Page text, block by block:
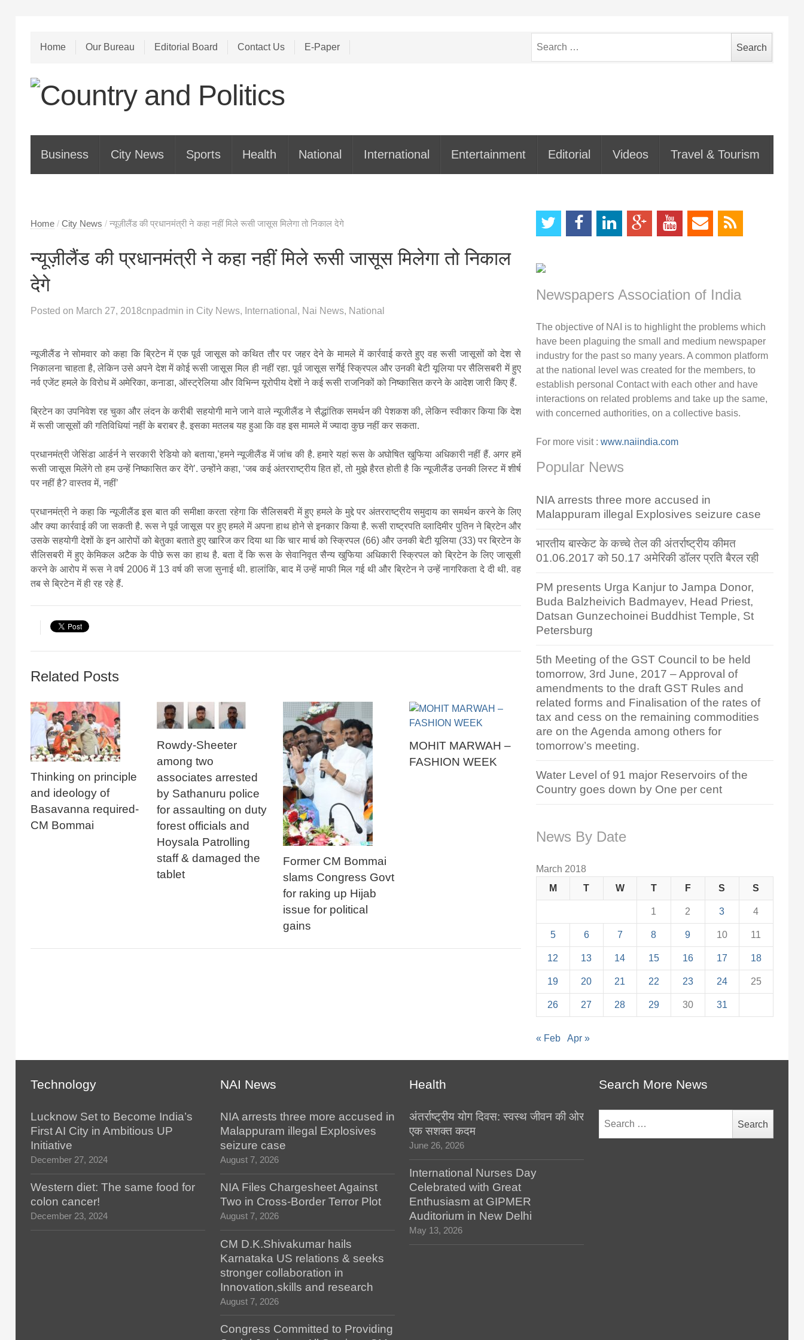
Home Our Bureau Editorial Board Contact Us E-Paper
for:
Business City News Sports Health National International Entertainment Editorial Videos Travel & Tourism
Home / City News / न्यूज़ीलैंड की प्रधानमंत्री ने कहा नहीं मिले रूसी जासूस मिलेगा तो निकाल देगे
न्यूज़ीलैंड की प्रधानमंत्री ने कहा नहीं मिले रूसी जासूस मिलेगा तो निकाल
देगे
Posted on March 27, 2018cnpadmin in City News, International , Nai News, National
न्यूजीलैंड ने सोमवार को कहा कि ब्रिटेन में एक पूर्व जासूस को कथित तौर पर जहर देने के मामले में कार्रवाई करते हुए वह रूसी जासूसों को देश से
निकालना चाहता है, लेकिन उसे अपने देश में कोई रूसी जासूस मिल ही नहीं रहा. पूर्व जासूस सर्गेई स्क्रिपल और उनकी बेटी यूलिया पर सैलिसबरी में हुए
नर्व एजेंट हमले के विरोध में अमेरिका, कनाडा, ऑस्ट्रेलिया और विभिन्न यूरोपीय देशों ने कई रूसी राजनिकों को निष्कासित करने के आदेश जारी किए हैं.
ब्रिटेन का उपनिवेश रह चुका और लंदन के करीबी सहयोगी माने जाने वाले न्यूजीलैंड ने सैद्धांतिक समर्थन की पेशकश की, लेकिन स्वीकार किया कि देश
में रूसी जासूसों की गतिविधियां नहीं के बराबर है. इसका मतलब यह हुआ कि वह इस मामले में ज्यादा कुछ नहीं कर सकता.
प्रधानमंत्री जेसिंडा आर्डर्न ने सरकारी रेडियो को बताया,’हमने न्यूजीलैंड में जांच की है. हमारे यहां रूस के अघोषित खुफिया अधिकारी नहीं हैं. अगर हमें
रूसी जासूस मिलेंगे तो हम उन्हें निष्कासित कर देंगे’. उन्होंने कहा, ‘जब कई अंतरराष्ट्रीय हित हों, तो मुझे हैरत होती है कि न्यूजीलैंड उनकी लिस्ट में शीर्ष
पर नहीं है? वास्तव में, नहीं’
प्रधानमंत्री ने कहा कि न्यूजीलैंड इस बात की समीक्षा करता रहेगा कि सैलिसबरी में हुए हमले के मुद्दे पर अंतरराष्ट्रीय समुदाय का समर्थन करने के लिए
और क्या कार्रवाई की जा सकती है. रूस ने पूर्व जासूस पर हुए हमले में अपना हाथ होने से इनकार किया है. रूसी राष्ट्रपति व्लादिमीर पुतिन ने ब्रिटेन और
उसके सहयोगी देशों के इन आरोपों को बेतुका बताते हुए खारिज कर दिया था कि चार मार्च को स्क्रिपल (66) और उनकी बेटी यूलिया (33) पर ब्रिटेन के
सैलिसबरी में हुए केमिकल अटैक के पीछे रूस का हाथ है. बता दें कि रूस के सेवानिवृत सैन्य खुफिया अधिकारी स्क्रिपल को ब्रिटेन के लिए जासूसी
करने के आरोप में रूस ने वर्ष 2006 में 13 वर्ष की सजा सुनाई थी. हालांकि, बाद में उन्हें माफी मिल गई थी और ब्रिटेन ने उन्हें नागरिकता दे दी थी. वह
तब से ब्रिटेन में ही रह रहे हैं.
Related Posts
Thinking on principle
and ideology of
Basavanna required-
CM Bommai
Rowdy-Sheeter
among two
associates arrested
by Sathanuru police
for assaulting on duty
forest officials and
Hoysala Patrolling
staff & damaged the
tablet
Former CM Bommai
slams Congress Govt
for raking up Hijab
issue for political
gains
MOHIT MARWAH –
FASHION WEEK
Newspapers Association of India
The objective of NAI is to highlight the problems which
have been plaguing the small and medium newspaper
industry for the past so many years. A common platform
at the national level was created for the members, to
establish personal Contact with each other and have
interactions on related problems and take up the same,
with concerned authorities, on a collective basis.
For more visit : www.naiindia.com
Popular News
NIA arrests three more accused in
Malappuram illegal Explosives seizure case
भारतीय बास्केट के कच्चे तेल की अंतर्राष्ट्रीय कीमत
01.06.2017 को 50.17 अमेरिकी डॉलर प्रति बैरल रही
PM presents Urga Kanjur to Jampa Donor,
Buda Balzheivich Badmayev, Head Priest,
Datsan Gunzechoinei Buddhist Temple, St
Petersburg
5th Meeting of the GST Council to be held
tomorrow, 3rd June, 2017 – Approval of
amendments to the draft GST Rules and
related forms and Finalisation of the rates of
tax and cess on the remaining commodities
are on the Agenda among others for
tomorrow’s meeting.
Water Level of 91 major Reservoirs of the
Country goes down by One per cent
News By Date
March 2018
M
T W T F S S
1 2 3 4
5 6 7 8 9 10 11
12 13 14 15 16 17 18
19 20 21 22 23 24 25
26 27 28 29 30 31
« Feb Apr »
Technology
Lucknow Set to Become India’s
First AI City in Ambitious UP
Initiative
December 27, 2024
Western diet: The same food for
colon cancer!
December 23, 2024
NAI News
NIA arrests three more accused in
Malappuram illegal Explosives
seizure case
August 7, 2026
NIA Files Chargesheet Against
Two in Cross-Border Terror Plot
August 7, 2026
CM D.K.Shivakumar hails
Karnataka US relations & seeks
stronger collaboration in
Innovation,skills and research
August 7, 2026
Congress Committed to Providing
Health
अंतर्राष्ट्रीय योग दिवस: स्वस्थ जीवन की ओर
एक सशक्त कदम
June 26, 2026
International Nurses Day
Celebrated with Great
Enthusiasm at GIPMER
Auditorium in New Delhi
May 13, 2026
Search More News
for: